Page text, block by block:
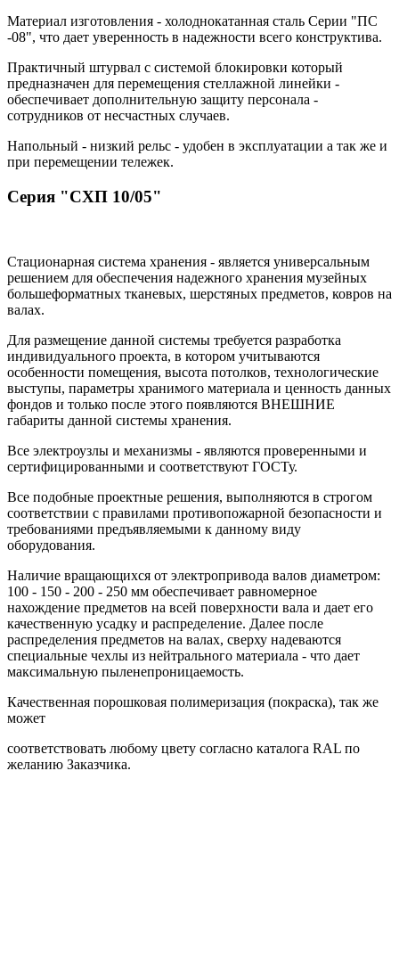
Материал изготовления - холоднокатанная сталь Серии "ПС
-08", что дает уверенность в надежности всего конструктива.
Практичный штурвал с системой блокировки который
предназначен для перемещения стеллажной линейки -
обеспечивает дополнительную защиту персонала -
сотрудников от несчастных случаев.
Напольный - низкий рельс - удобен в эксплуатации а так же и
при перемещении тележек.
Серия "СХП 10/05"
Стационарная система хранения - является универсальным
решением для обеспечения надежного хранения музейных
большеформатных тканевых, шерстяных предметов, ковров на
валах.
Для размещение данной системы требуется разработка
индивидуального проекта, в котором учитываются
особенности помещения, высота потолков, технологические
выступы, параметры хранимого материала и ценность данных
фондов и только после этого появляются ВНЕШНИЕ
габариты данной системы хранения.
Все электроузлы и механизмы - являются проверенными и
сертифицированными и соответствуют ГОСТу.
Все подобные проектные решения, выполняются в строгом
соответствии с правилами противопожарной безопасности и
требованиями предъявляемыми к данному виду
оборудования.
Наличие вращающихся от электропривода валов диаметром:
100 - 150 - 200 - 250 мм обеспечивает равномерное
нахождение предметов на всей поверхности вала и дает его
качественную усадку и распределение. Далее после
распределения предметов на валах, сверху надеваются
специальные чехлы из нейтрального материала - что дает
максимальную пыленепроницаемость.
Качественная порошковая полимеризация (покраска), так же
может
соответствовать любому цвету согласно каталога RAL по
желанию Заказчика.